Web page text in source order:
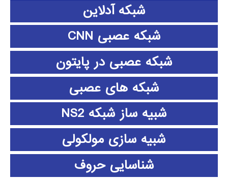
شبکه آدلاین
شبکه عصبی CNN
شبکه عصبی در پایتون
شبکه های عصبی
شبیه ساز شبکه NS2
شبیه سازی مولکولی
شناسایی حروف